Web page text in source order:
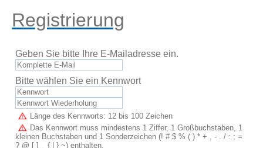
Registrierung
Geben Sie bitte Ihre E-Mailadresse ein.
Bitte wählen Sie ein Kennwort
Länge des Kennworts: 12 bis 100 Zeichen
Das Kennwort muss mindestens 1 Ziffer, 1 Großbuchstaben, 1
kleinen Buchstaben und 1 Sonderzeichen (! # $ % ( ) * + , - . / : ; =
? @ [ ] _ { | } ~) enthalten.